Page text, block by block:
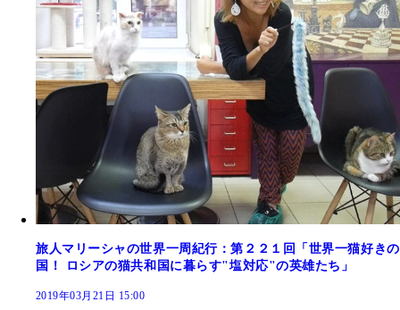
旅人マリーシャの世界一周紀行：第２２１回「世界一猫好きの
国！ ロシアの猫共和国に暮らす"塩対応"の英雄たち」
2019年03月21日 15:00